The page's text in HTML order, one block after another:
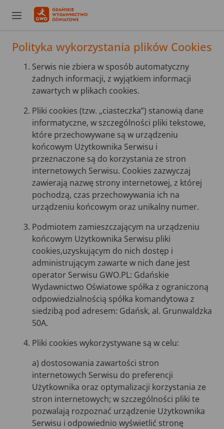
Polityka wykorzystania plików Cookies
Serwis nie zbiera w sposób automatyczny
żadnych informacji, z wyjątkiem informacji
zawartych w plikach cookies.
Pliki cookies (tzw. „ciasteczka”) stanowią dane
informatyczne, w szczególności pliki tekstowe,
które przechowywane są w urządzeniu
końcowym Użytkownika Serwisu i
przeznaczone są do korzystania ze stron
internetowych Serwisu. Cookies zazwyczaj
zawierają nazwę strony internetowej, z której
pochodzą, czas przechowywania ich na
urządzeniu końcowym oraz unikalny numer.
Podmiotem zamieszczającym na urządzeniu
końcowym Użytkownika Serwisu pliki
cookies,uzyskującym do nich dostęp i
administrującym zawarte w nich dane jest
operator Serwisu GWO.PL: Gdańskie
Wydawnictwo Oświatowe spółka z ograniczoną
odpowiedzialnością spółka komandytowa z
siedzibą pod adresem: Gdańsk, al. Grunwaldzka
50A.
Pliki cookies wykorzystywane są w celu:
a) dostosowania zawartości stron
internetowych Serwisu do preferencji
Użytkownika oraz optymalizacji korzystania ze
stron internetowych; w szczególności pliki te
pozwalają rozpoznać urządzenie Użytkownika
Serwisu i odpowiednio wyświetlić stronę